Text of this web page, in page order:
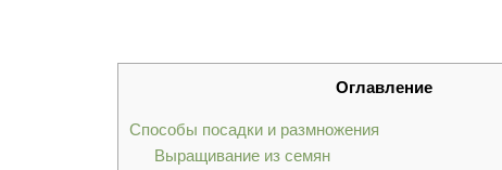
Оглавление
Способы посадки и размножения
Выращивание из семян